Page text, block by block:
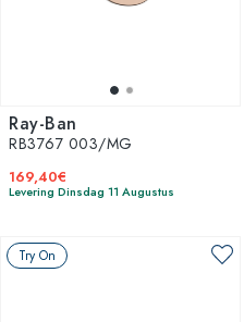
Ray-Ban
RB3767 003/MG
169,40€
Levering Dinsdag 11 Augustus
Try On